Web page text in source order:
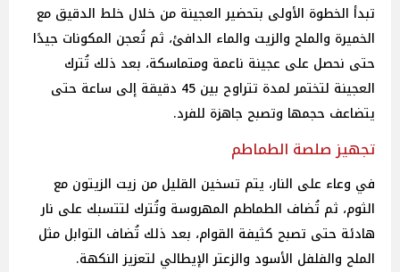
تبدأ الخطوة الأولى بتحضير العجينة من خلال خلط الدقيق مع
الخميرة والملح والزيت والماء الدافئ، ثم تُعجن المكونات جيدًا
حتى نحصل على عجينة ناعمة ومتماسكة، بعد ذلك تُترك
العجينة لتختمر لمدة تتراوح بين 45 دقيقة إلى ساعة حتى
يتضاعف حجمها وتصبح جاهزة للفرد.
تجهيز صلصة الطماطم
في وعاء على النار، يتم تسخين القليل من زيت الزيتون مع
الثوم، ثم تُضاف الطماطم المهروسة وتُترك لتتسبك على نار
هادئة حتى تصبح كثيفة القوام، بعد ذلك تُضاف التوابل مثل
الملح والفلفل الأسود والزعتر الإيطالي لتعزيز النكهة.